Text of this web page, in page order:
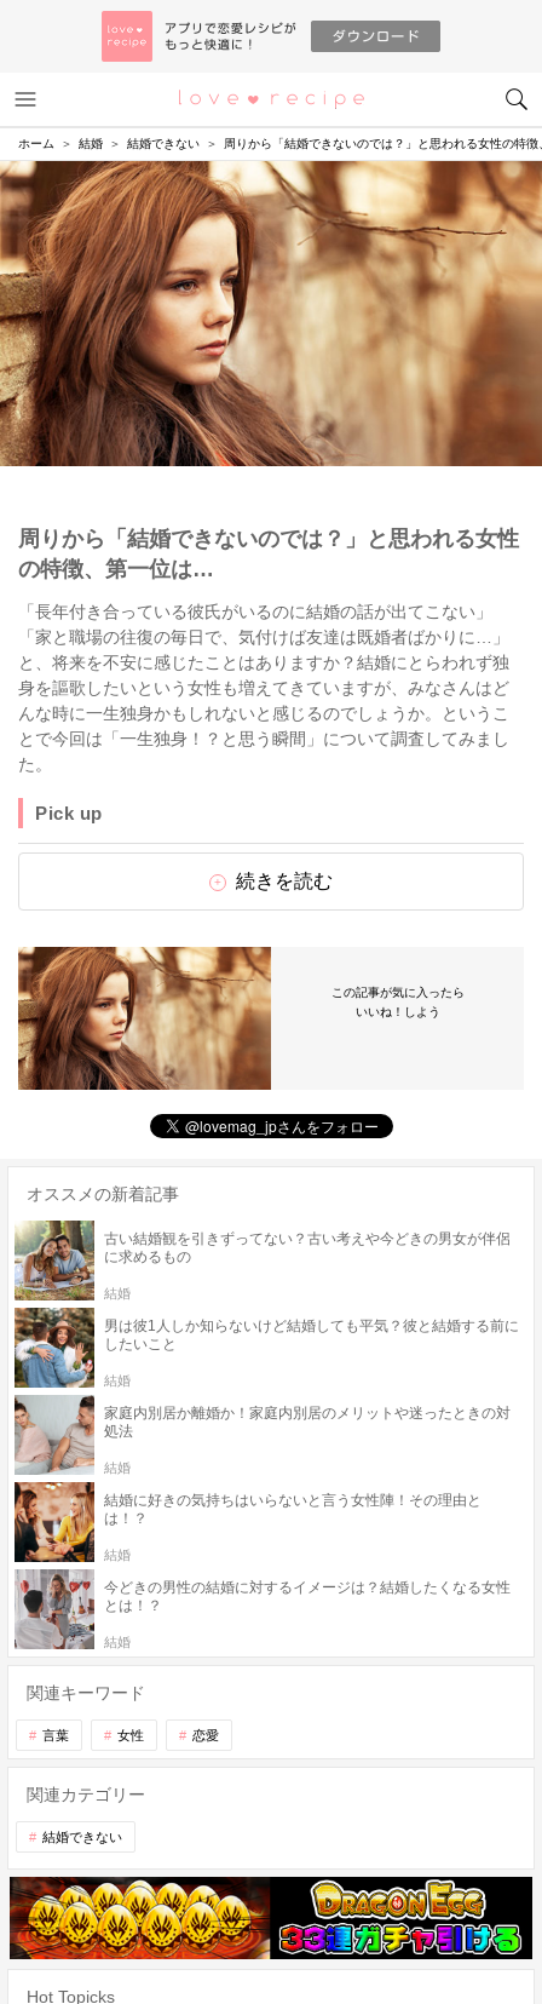
恋愛レシピ
ホーム 結婚 結婚できない 周りから「結婚できないのでは？」と思われる女性の特
周りから「結婚できないのでは？」と思われる女性
の特徴、第一位は…
「長年付き合っている彼氏がいるのに結婚の話が出てこない」
「家と職場の往復の毎日で、気付けば友達は既婚者ばかりに…」
と、将来を不安に感じたことはありますか？結婚にとらわれず独
身を謳歌したいという女性も増えてきていますが、みなさんはど
んな時に一生独身かもしれないと感じるのでしょうか。というこ
とで今回は「一生独身！？と思う瞬間」について調査してみまし
た。
Pick up
続きを読む
この記事が気に入ったら
いいね！しよう
オススメの新着記事
古い結婚観を引きずってない？古い考えや今どきの男女が伴侶
に求めるもの
結婚
男は彼1人しか知らないけど結婚しても平気？彼と結婚する前に
したいこと
結婚
家庭内別居か離婚か！家庭内別居のメリットや迷ったときの対
処法
結婚
結婚に好きの気持ちはいらないと言う女性陣！その理由と
は！？
結婚
今どきの男性の結婚に対するイメージは？結婚したくなる女性
とは！？
結婚
関連キーワード
言葉 女性 恋愛
関連カテゴリー
結婚できない
Hot Topicks